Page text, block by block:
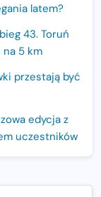
latem?
43. Toruń
na 5 km
przestają być
edycja z
uczestników